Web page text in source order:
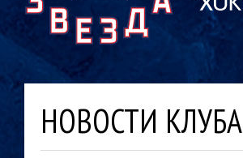
НОВОСТИ КЛУБА